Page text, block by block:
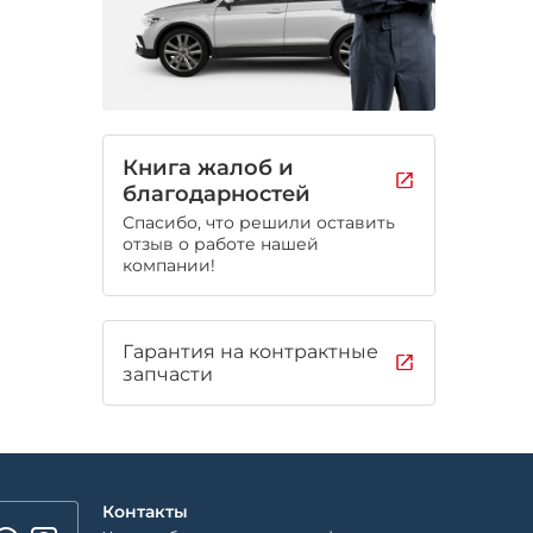
Книга жалоб и
благодарностей
Спасибо, что решили оставить
отзыв о работе нашей
компании!
Гарантия на контрактные
запчасти
Контакты